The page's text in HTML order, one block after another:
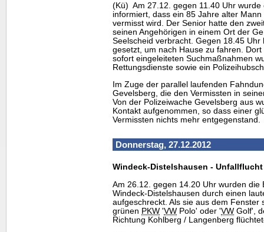
(Kü) Am 27.12. gegen 11.40 Uhr wurde
informiert, dass ein 85 Jahre alter
vermisst wird. Der Senior hatte den
seinen Angehörigen in einem Ort der
Seelscheid verbracht. Gegen 18.45
gesetzt, um nach Hause zu fahren.
sofort eingeleiteten Suchmaßnahmen
Rettungsdienste sowie ein
Im Zuge der parallel laufenden
Gevelsberg, die den Vermissten in
Von der Polizeiwache Gevelsberg aus
Kontakt aufgenommen, so dass einer
Vermissten nichts mehr entgegenstand.
Donnerstag, 27.12.2012
Windeck-Distelshausen -
Am 26.12. gegen 14.20 Uhr wurden die
Windeck-Distelshausen durch einen
aufgeschreckt. Als sie aus dem Fenster
grünen PKW 'VW Polo' oder 'VW Golf',
Richtung Kohlberg / Langenberg